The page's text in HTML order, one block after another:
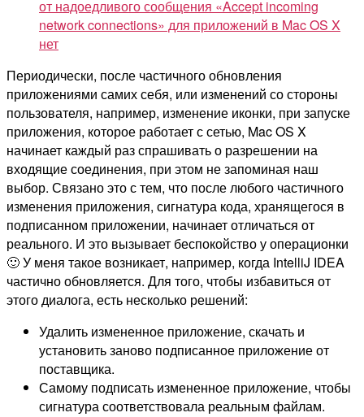
от надоедливого сообщения «Accept incoming
network connections» для приложений в Mac OS X
нет
Периодически, после частичного обновления
приложениями самих себя, или изменений со стороны
пользователя, например, изменение иконки, при запуске
приложения, которое работает с сетью, Mac OS X
начинает каждый раз спрашивать о разрешении на
входящие соединения, при этом не запоминая наш
выбор. Связано это с тем, что после любого частичного
изменения приложения, сигнатура кода, хранящегося в
подписанном приложении, начинает отличаться от
реального. И это вызывает беспокойство у операционки
🙂 У меня такое возникает, например, когда IntelliJ IDEA
частично обновляется. Для того, чтобы избавиться от
этого диалога, есть несколько решений:
Удалить измененное приложение, скачать и
установить заново подписанное приложение от
поставщика.
Самому подписать измененное приложение, чтобы
сигнатура соответствовала реальным файлам.